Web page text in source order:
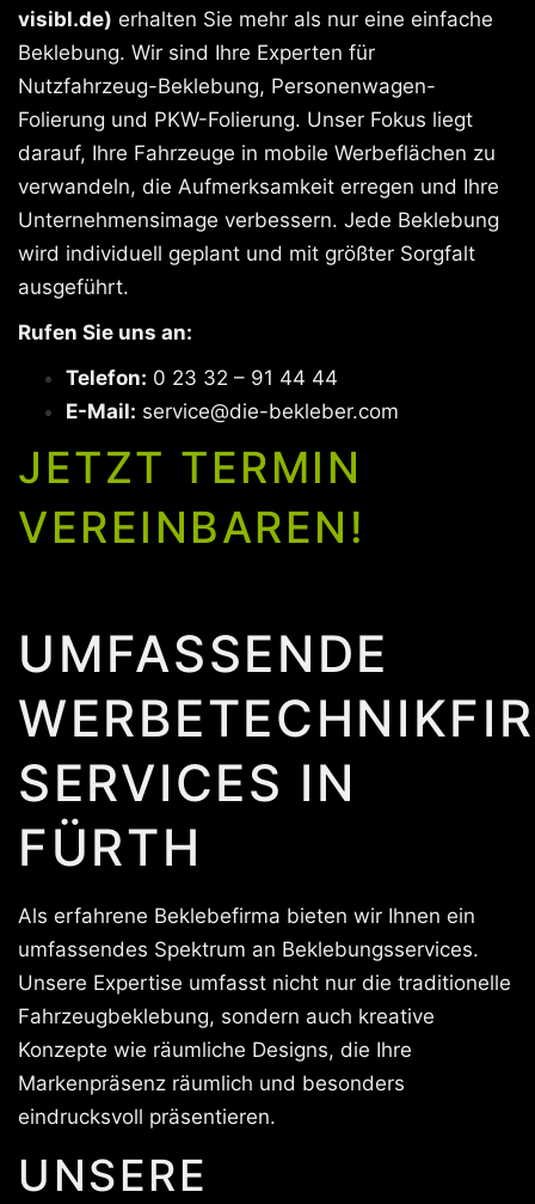
visibl.de) erhalten Sie mehr als nur eine einfache
Beklebung. Wir sind Ihre Experten für
Nutzfahrzeug-Beklebung, Personenwagen-
Folierung und PKW-Folierung. Unser Fokus liegt
darauf, Ihre Fahrzeuge in mobile Werbeflächen zu
verwandeln, die Aufmerksamkeit erregen und Ihre
Unternehmensimage verbessern. Jede Beklebung
wird individuell geplant und mit größter Sorgfalt
ausgeführt.
Rufen Sie uns an:
Telefon: 0 23 32 – 91 44 44
E-Mail: service@die-bekleber.com
JETZT TERMIN
VEREINBAREN!
UMFASSENDE
SERVICES IN
FÜRTH
Als erfahrene Beklebefirma bieten wir Ihnen ein
umfassendes Spektrum an Beklebungsservices.
Unsere Expertise umfasst nicht nur die traditionelle
Fahrzeugbeklebung, sondern auch kreative
Konzepte wie räumliche Designs, die Ihre
Markenpräsenz räumlich und besonders
eindrucksvoll präsentieren.
UNSERE